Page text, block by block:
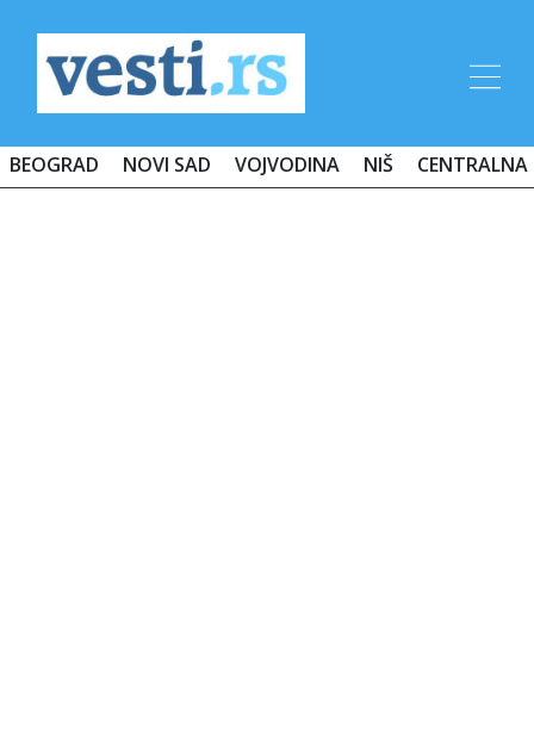
BEOGRAD NOVI SAD VOJVODINA NIŠ CENTRALNA